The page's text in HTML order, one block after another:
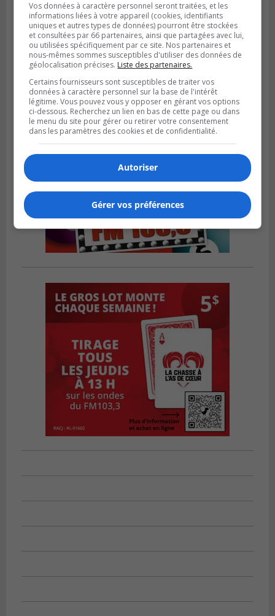
Publié le 6 août 2026 à 05h39
La grenade du camping du lac Cristal était
inoffensive
Vos données à caractère personnel seront traitées, et les
informations liées à votre appareil (cookies, identifiants
uniques et autres types de données) pourront être stockées
et consultées par 66 partenaires, ainsi que partagées avec lui,
ou utilisées spécifiquement par ce site. Nos partenaires et
nous-mêmes sommes susceptibles d'utiliser des données de
géolocalisation précises. Liste des partenaires.
Certains fournisseurs sont susceptibles de traiter vos
données à caractère personnel sur la base de l'intérêt
légitime. Vous pouvez vous y opposer en gérant vos options
ci-dessous. Recherchez un lien en bas de cette page ou dans
le menu du site pour gérer ou retirer votre consentement
dans les paramètres des cookies et de confidentialité.
Autoriser
Gérer vos préférences